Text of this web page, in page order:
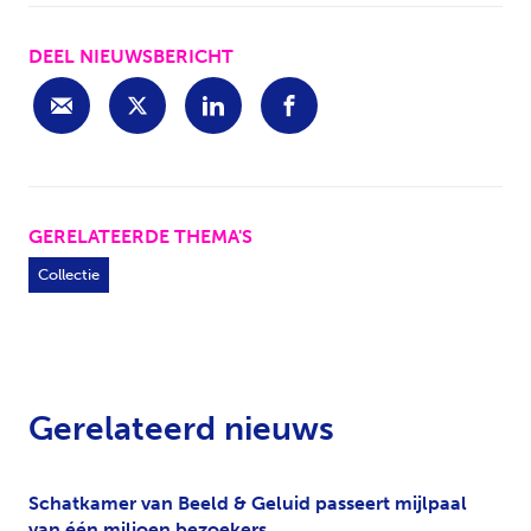
DEEL NIEUWSBERICHT
GERELATEERDE THEMA'S
Collectie
Gerelateerd nieuws
Schatkamer van Beeld & Geluid passeert mijlpaal